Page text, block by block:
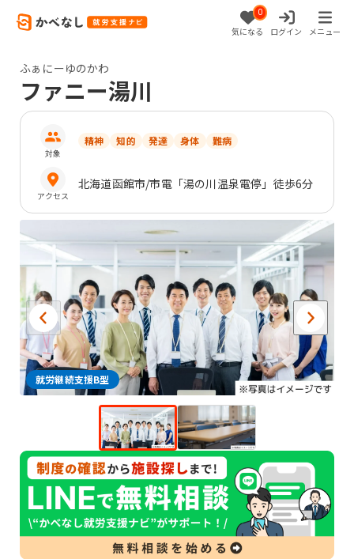
0
気になる ログイン メニュー
ふぁにーゆのかわ
ファニー湯川
対象
精神 知的 発達 身体 難病
アクセス
北海道函館市/市電「湯の川温泉電停」徒歩6分
就労継続支援B型